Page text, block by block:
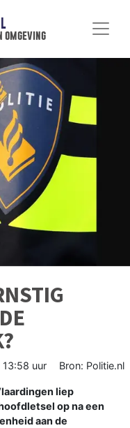
uur Bron: Politie.nl
liep
op na een
aan de